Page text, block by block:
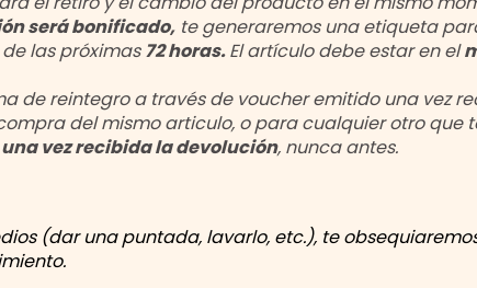
será bonificado, te generaremos una etiqueta
las próximas72 horas.El artículo debe estar en el
de reintegro a través de voucher emitido una vez
del mismo articulo, o para cualquier otro que
una vez recibida la devolución, nunca antes.
(dar una puntada, lavarlo, etc.), te